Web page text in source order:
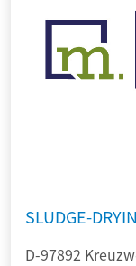
SLUDGE-
D-97892